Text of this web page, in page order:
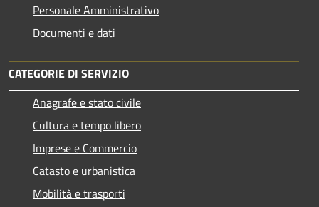
Personale Amministrativo
Documenti e dati
CATEGORIE DI SERVIZIO
Anagrafe e stato civile
Cultura e tempo libero
Imprese e Commercio
Catasto e urbanistica
Mobilità e trasporti